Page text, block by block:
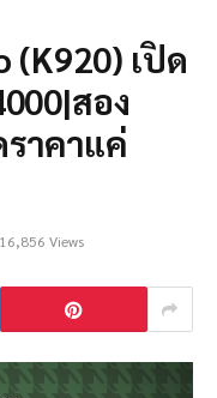
(K920) เปิด
สอง
าคาแค่
16,856 Views